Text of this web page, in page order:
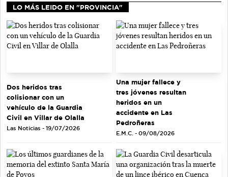
LO MÁS LEIDO EN "PROVINCIA"
Dos heridos tras
colisionar con un
vehículo de la Guardia
Civil en Villar de Olalla
Las Noticias - 19/07/2026
Una mujer fallece y
tres jóvenes resultan
heridos en un
accidente en Las
Pedroñeras
E.M.C. - 09/08/2026